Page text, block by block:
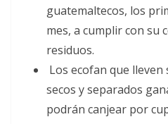
guatemaltecos, los
mes, a cumplir con su
residuos.
Los ecofan que
secos y separados
podrán canjear por